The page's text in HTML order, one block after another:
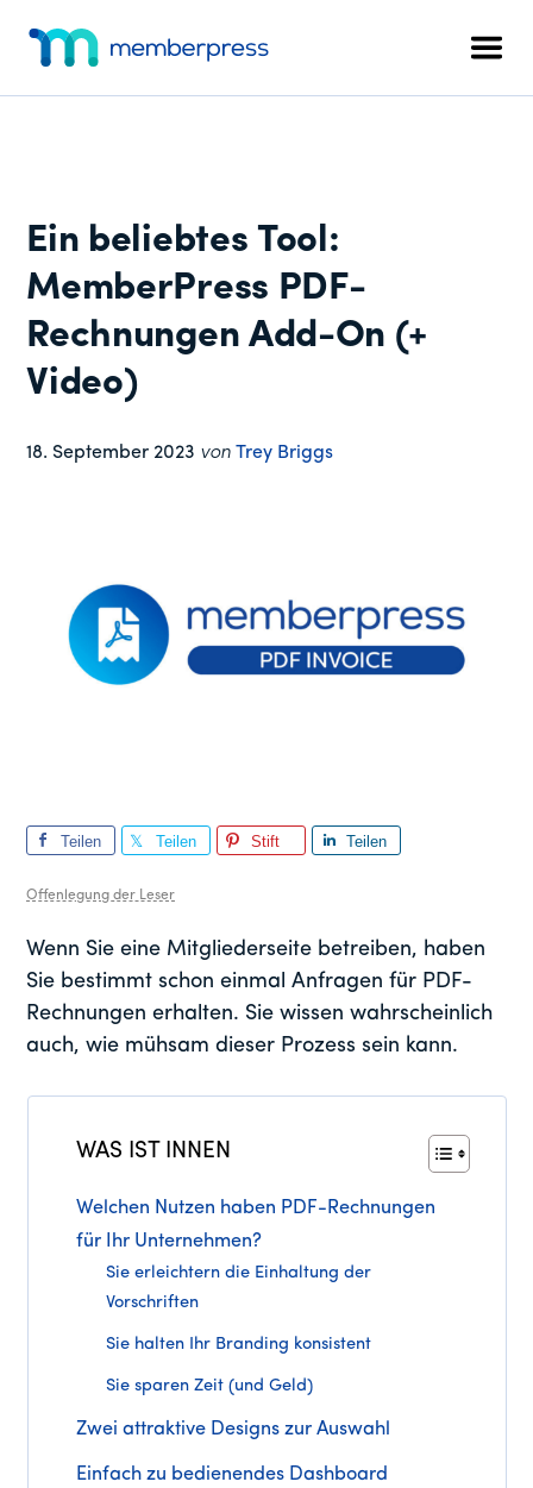
Hauptinhalt
springen
primären
Seitenleiste
springen
Fußzeile
springen
Menü
Mitgliedschafts-
Plugin
Ein beliebtes Tool:
MemberPress PDF-
Rechnungen Add-On (+
Video)
18. September 2023 vonTrey Briggs
Teilen
Teilen
Stift
Teilen
Offenlegung der Leser
Wenn Sie eine Mitgliederseite betreiben, haben
Sie bestimmt schon einmal Anfragen für PDF-
Rechnungen erhalten. Sie wissen wahrscheinlich
auch, wie mühsam dieser Prozess sein kann.
WAS IST INNEN
Welchen Nutzen haben PDF-Rechnungen
für Ihr Unternehmen?
Sie erleichtern die Einhaltung der
Vorschriften
Sie halten Ihr Branding konsistent
Sie sparen Zeit (und Geld)
Zwei attraktive Designs zur Auswahl
Einfach zu bedienendes Dashboard